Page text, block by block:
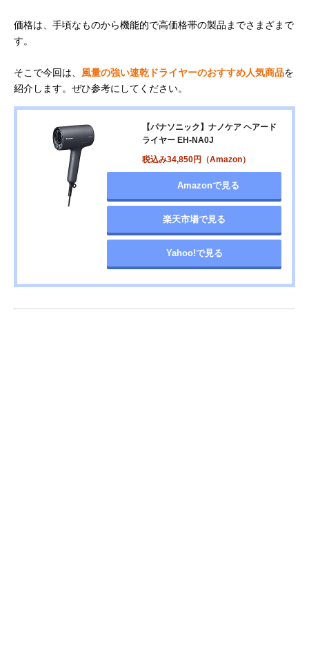
価格は、手頃なものから機能的で高価格帯の製品までさまざまで
す。
そこで今回は、 風量の強い速乾ドライヤーのおすすめ人気商品を
紹介します。ぜひ参考にしてください。
【パナソニック】ナノケア ヘアード
ライヤー EH-NA0J
税込み34,850円（Amazon）
Amazonで見る
楽天市場で見る
Yahoo!で見る